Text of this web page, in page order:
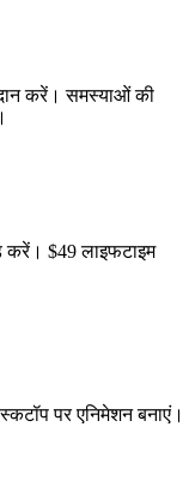
करें। समस्याओं की
करें। $49 लाइफटाइम
पर एनिमेशन बनाएं।